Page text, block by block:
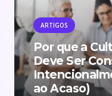
ARTIGOS
Por que a
Deve Ser
ao Acaso)